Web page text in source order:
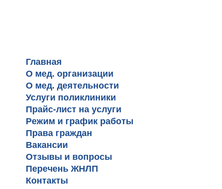
Главная
О мед. организации
О мед. деятельности
Услуги поликлиники
Прайс-лист на услуги
Режим и график работы
Права граждан
Вакансии
Отзывы и вопросы
Перечень ЖНЛП
Контакты